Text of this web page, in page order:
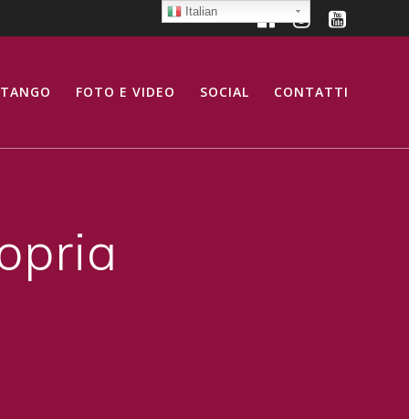
FOTO E VIDEO SOCIAL CONTATTI
Italian